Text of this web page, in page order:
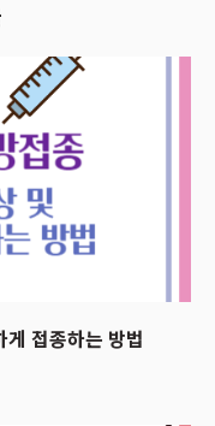
접종하는 방법